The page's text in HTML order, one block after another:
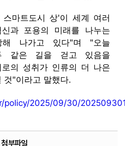
마트도시 상'이 세계 여러
과 포용의 미래를 나누는
해 나가고 있다"며 "오늘
같은 길을 걷고 있음을
의 성취가 인류의 더 나은
것"이라고 말했다.
policy/2025/09/30/
첨부파일